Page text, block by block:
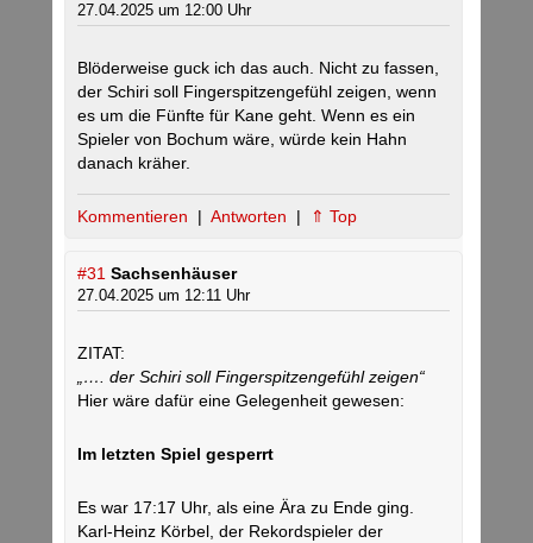
27.04.2025 um 12:00 Uhr
Blöderweise guck ich das auch. Nicht zu fassen,
der Schiri soll Fingerspitzengefühl zeigen, wenn
es um die Fünfte für Kane geht. Wenn es ein
Spieler von Bochum wäre, würde kein Hahn
danach kräher.
Kommentieren | Antworten | ⇑ Top
#31 Sachsenhäuser
27.04.2025 um 12:11 Uhr
ZITAT:
„…. der Schiri soll Fingerspitzengefühl zeigen“
Hier wäre dafür eine Gelegenheit gewesen:
Im letzten Spiel gesperrt
Es war 17:17 Uhr, als eine Ära zu Ende ging.
Karl-Heinz Körbel, der Rekordspieler der